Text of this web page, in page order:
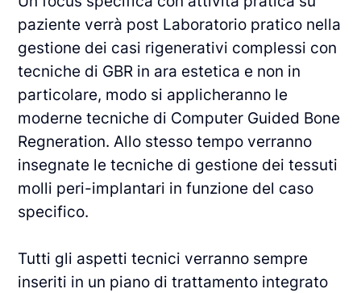
paziente verrà post Laboratorio pratico nella
gestione dei casi rigenerativi complessi con
tecniche di GBR in ara estetica e non in
particolare, modo si applicheranno le
moderne tecniche di Computer Guided Bone
Regneration. Allo stesso tempo verranno
insegnate le tecniche di gestione dei tessuti
molli peri-implantari in funzione del caso
specifico.
Tutti gli aspetti tecnici verranno sempre
inseriti in un piano di trattamento integrato